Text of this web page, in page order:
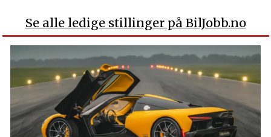
Se alle ledige stillinger på BilJobb.no